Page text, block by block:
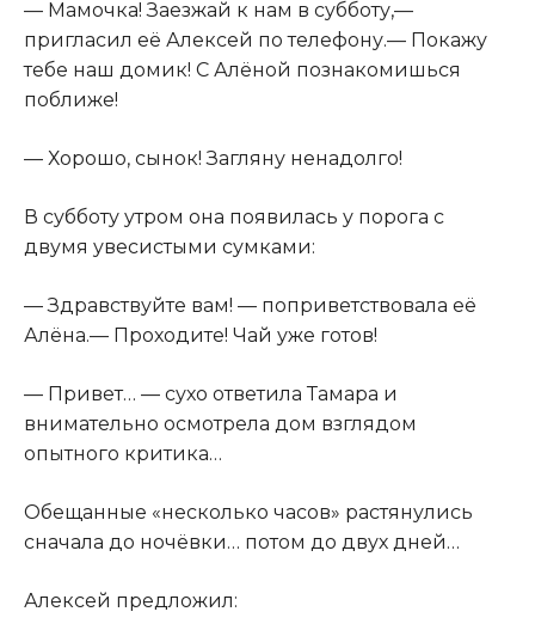
— Мамочка! Заезжай к нам в субботу,—
пригласил её Алексей по телефону.— Покажу
тебе наш домик! С Алёной познакомишься
поближе!
— Хорошо, сынок! Загляну ненадолго!
В субботу утром она появилась у порога с
двумя увесистыми сумками:
— Здравствуйте вам! — поприветствовала её
Алёна.— Проходите! Чай уже готов!
— Привет… — сухо ответила Тамара и
внимательно осмотрела дом взглядом
опытного критика…
Обещанные «несколько часов» растянулись
сначала до ночёвки… потом до двух дней…
Алексей предложил: